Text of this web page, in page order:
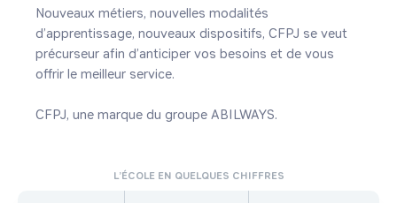
Nouveaux métiers, nouvelles modalités
d’apprentissage, nouveaux dispositifs, CFPJ se veut
précurseur afin d’anticiper vos besoins et de vous
offrir le meilleur service.
CFPJ, une marque du groupe ABILWAYS.
L’ÉCOLE EN QUELQUES CHIFFRES